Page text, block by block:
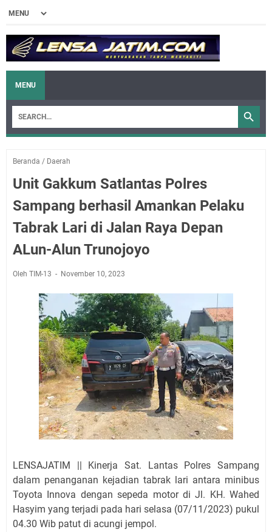
MENU
Beranda / Daerah
Unit Gakkum Satlantas Polres
Sampang berhasil Amankan Pelaku
Tabrak Lari di Jalan Raya Depan
ALun-Alun Trunojoyo
Oleh TIM-13 November 10, 2023
LENSAJATIM || Kinerja Sat. Lantas Polres Sampang
dalam penanganan kejadian tabrak lari antara minibus
Toyota Innova dengan sepeda motor di Jl. KH. Wahed
Hasyim yang terjadi pada hari selasa (07/11/2023) pukul
04.30 Wib patut di acungi jempol.